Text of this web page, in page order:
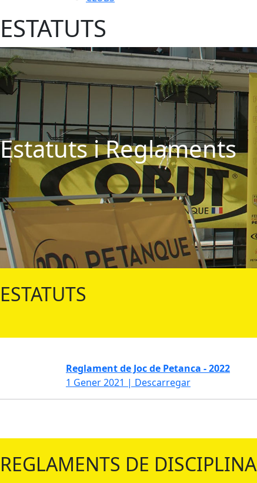
ESTATUTS
Estatuts i Reglaments
ESTATUTS
Reglament de Joc de Petanca - 2022
1 Gener 2021 | Descarregar
REGLAMENTS DE DISCIPLINA